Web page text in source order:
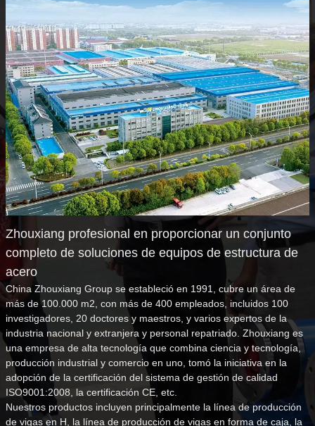
Zhouxiang profesional en proporcionar un conjunto
completo de soluciones de equipos de estructura de
acero
China Zhouxiang Group se estableció en 1991, cubre un área de
más de 100.000 m2, con más de 400 empleados, incluidos 100
investigadores, 20 doctores y maestros, y varios expertos de la
industria nacional y extranjera y personal repatriado. Zhouxiang es
una empresa de alta tecnología que combina ciencia y tecnología,
producción industrial y comercio en uno, tomó la iniciativa en la
adopción de la certificación del sistema de gestión de calidad
ISO9001:2008, la certificación CE, etc.
Nuestros productos incluyen principalmente la línea de producción
de vigas en H, la línea de producción de vigas en forma de caja, la